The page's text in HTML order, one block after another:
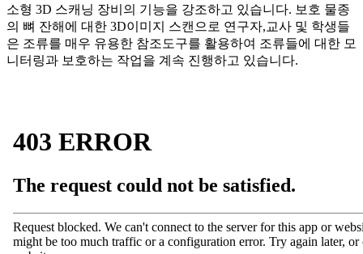
소형 3D 스캐닝 장비의 기능을 강조하고 있습니다. 보호 물종
의 뼈 잔해에 대한 3D이미지 스캔으로 연구자,교사 및 학생들
은 조류를 매우 유용한 참조도구를 활용하여 조류들에 대한 모
니터링과 보호하는 작업을 계속 진행하고 있습니다.